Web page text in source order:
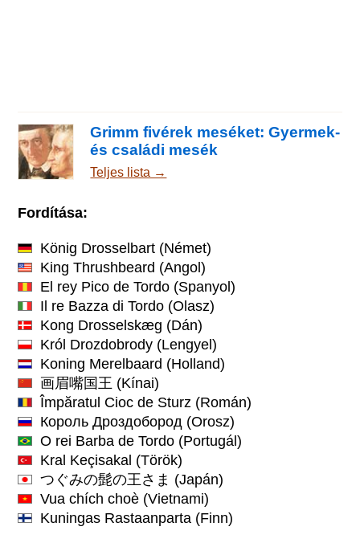
Grimm fivérek meséket: Gyermek-
és családi mesék
Teljes lista →
Fordítása:
König Drosselbart (Német)
King Thrushbeard (Angol)
El rey Pico de Tordo (Spanyol)
Il re Bazza di Tordo (Olasz)
Kong Drosselskæg (Dán)
Król Drozdobrody (Lengyel)
Koning Merelbaard (Holland)
画眉嘴国王 (Kínai)
Împăratul Cioc de Sturz (Román)
Король Дроздобород (Orosz)
O rei Barba de Tordo (Portugál)
Kral Keçisakal (Török)
つぐみの髭の王さま (Japán)
Vua chích choè (Vietnami)
Kuningas Rastaanparta (Finn)